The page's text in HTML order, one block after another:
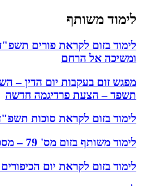
לימוד משותף
לימוד בזום לקראת פורים
ומשיכה אל הרחם
מפגש זום בעקבות יום הדין –
תשפד – הצעת פרדיגמה חדשה
לימוד בזום לקראת סוכות
לימוד משותף בזום מס' 79 – מסכת שבת
לימוד בזום לקראת יום